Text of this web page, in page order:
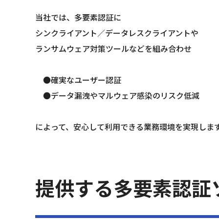
当社では、多要素認証に
シンクライアント／データレスクライアントや
ランサムウェア対策ツールなどを組み合わせ
●確実なユーザー認証
●データ漏洩やマルウェア感染のリスク低減
によって、安心して利用できる業務環境を実現します
提供する多要素認